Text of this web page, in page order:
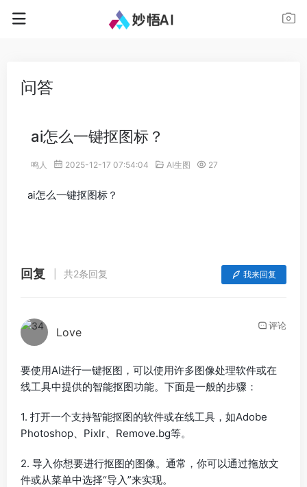
问答
ai怎么一键抠图标？
鸣人 2025-12-17 07:54:04 AI生图 27
ai怎么一键抠图标？
回复 共2条回复 我来回复
Love 评论
要使用AI进行一键抠图，可以使用许多图像处理软件或在
线工具中提供的智能抠图功能。下面是一般的步骤：
1. 打开一个支持智能抠图的软件或在线工具，如Adobe
Photoshop、Pixlr、Remove.bg等。
2. 导入你想要进行抠图的图像。通常，你可以通过拖放文
件或从菜单中选择“导入”来实现。